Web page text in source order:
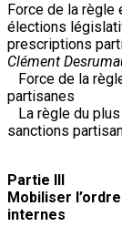
Force de la
élections
prescriptions
Clément
Force de la
partisanes
La règle du
sanctions
Partie III
Mobiliser
internes